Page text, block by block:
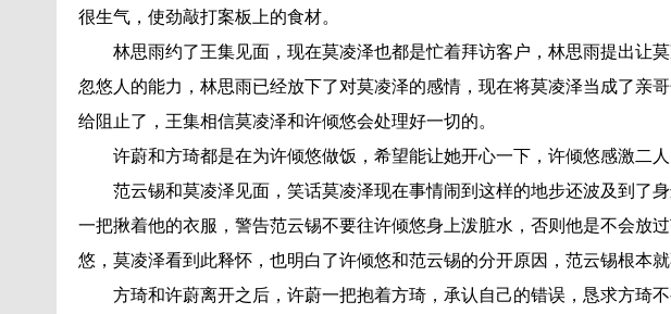
很生气，使劲敲打案板上的食材。
林思雨约了王集见面，现在莫凌泽也都是忙着拜访客户，林思雨提出让
忽悠人的能力，林思雨已经放下了对莫凌泽的感情，现在将莫凌泽当成了亲
给阻止了，王集相信莫凌泽和许倾悠会处理好一切的。
许蔚和方琦都是在为许倾悠做饭，希望能让她开心一下，许倾悠感激二
范云锡和莫凌泽见面，笑话莫凌泽现在事情闹到这样的地步还波及到了
一把揪着他的衣服，警告范云锡不要往许倾悠身上泼脏水，否则他是不会放
悠，莫凌泽看到此释怀，也明白了许倾悠和范云锡的分开原因，范云锡根本就
方琦和许蔚离开之后，许蔚一把抱着方琦，承认自己的错误，恳求方琦